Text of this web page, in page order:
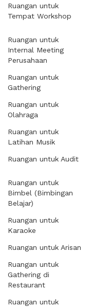
Ruangan untuk
Tempat Workshop
Ruangan untuk
Internal Meeting
Perusahaan
Ruangan untuk
Gathering
Ruangan untuk
Olahraga
Ruangan untuk
Latihan Musik
Ruangan untuk Audit
Ruangan untuk
Bimbel (Bimbingan
Belajar)
Ruangan untuk
Karaoke
Ruangan untuk Arisan
Ruangan untuk
Gathering di
Restaurant
Ruangan untuk